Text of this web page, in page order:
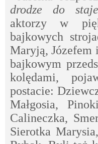
drodze do
aktorzy w
bajkowych
Maryją, Józefem
bajkowym
kolędami,
postacie:
Małgosia,
Calineczka,
Sierotka